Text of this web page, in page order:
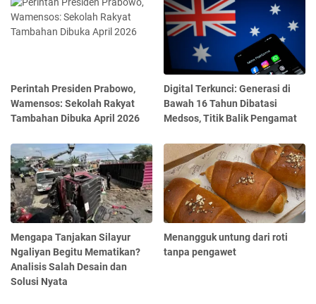
Perintah Presiden Prabowo,
Wamensos: Sekolah Rakyat
Tambahan Dibuka April 2026
Digital Terkunci: Generasi di
Bawah 16 Tahun Dibatasi
Medsos, Titik Balik Pengamat
Mengapa Tanjakan Silayur
Ngaliyan Begitu Mematikan?
Analisis Salah Desain dan
Solusi Nyata
Menangguk untung dari roti
tanpa pengawet